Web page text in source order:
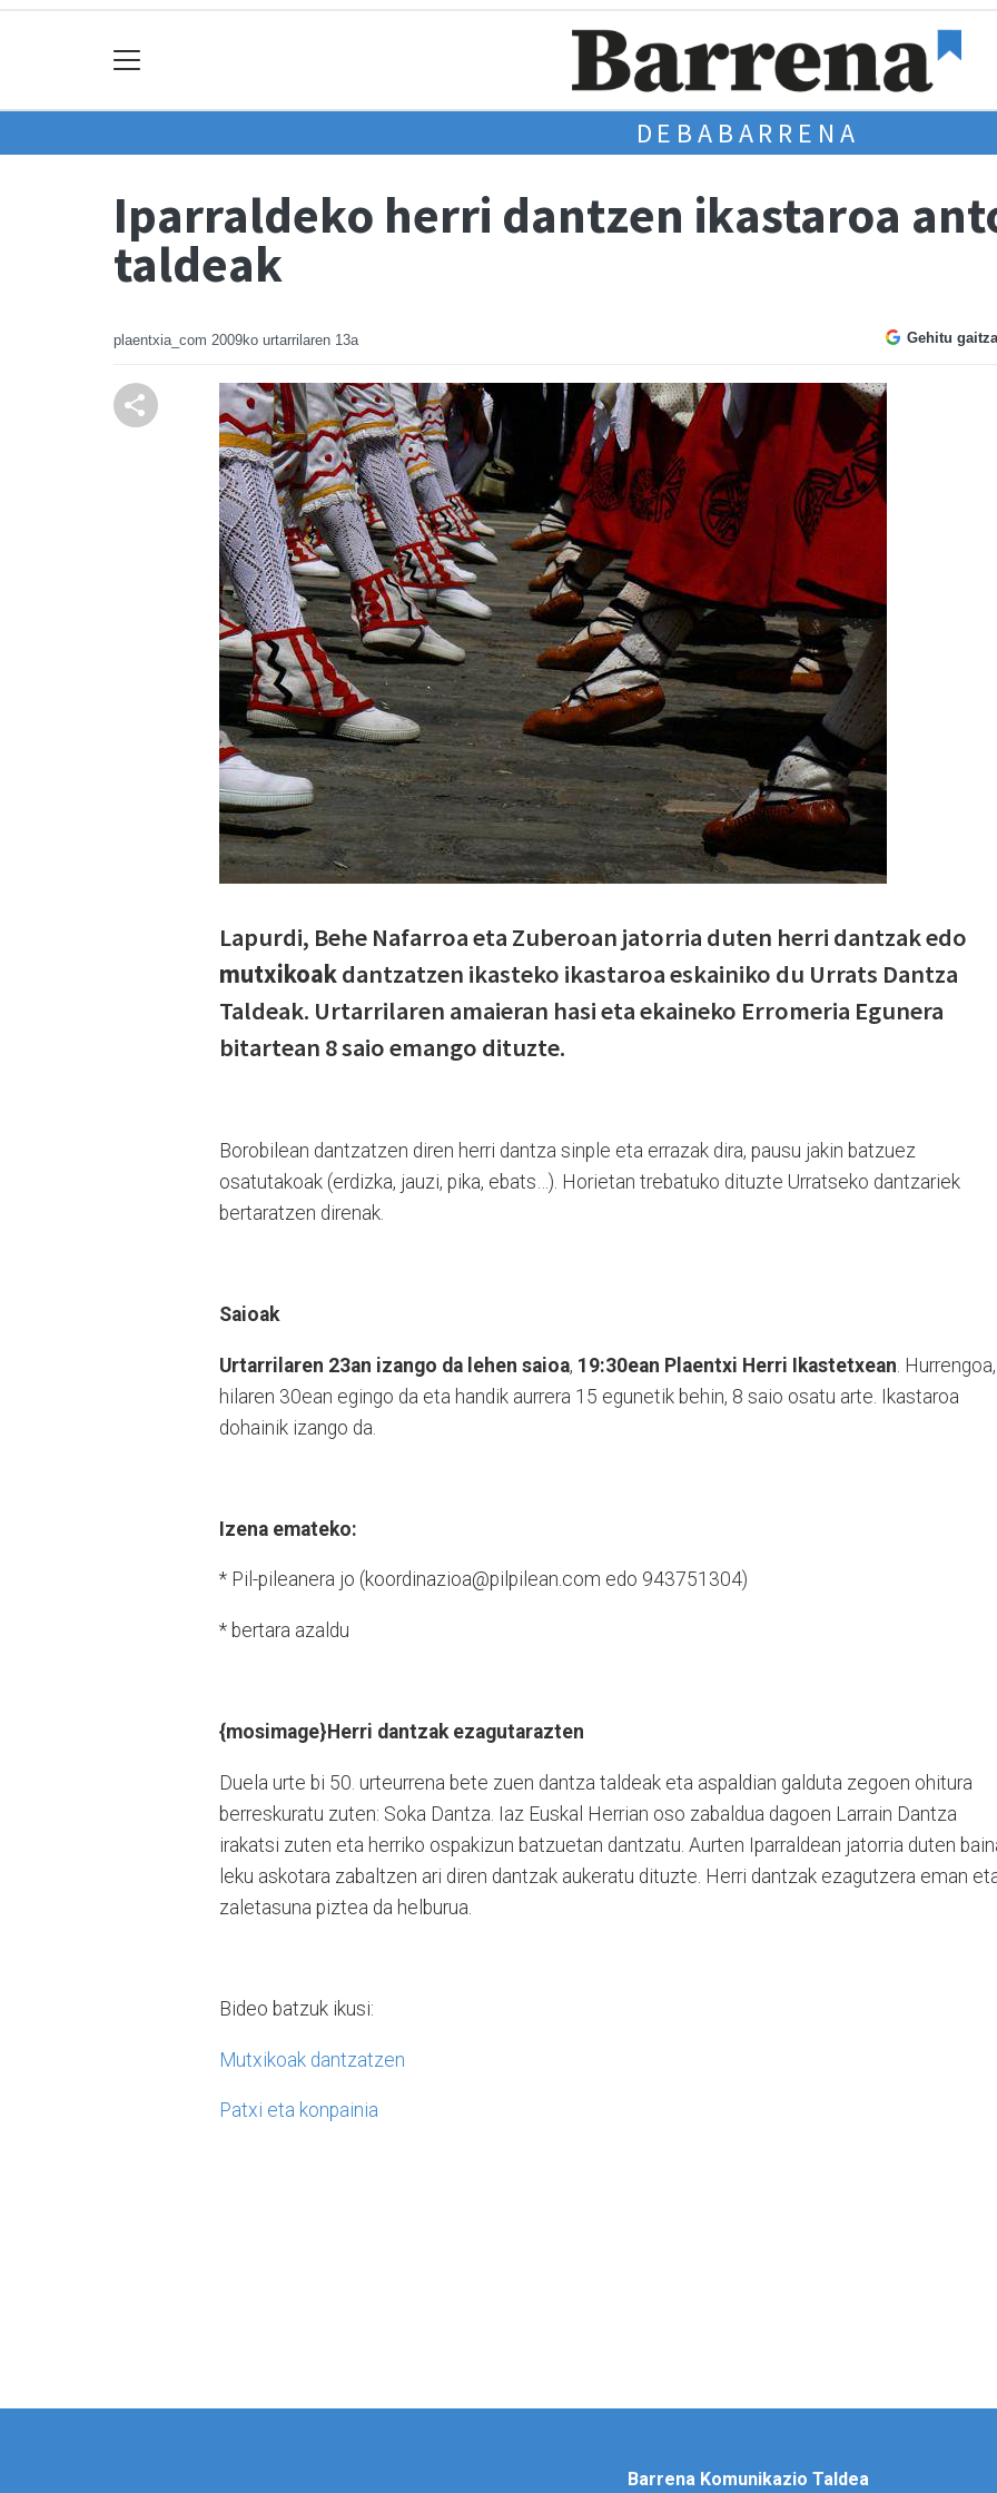
DEBABARRENA
Iparraldeko herri dantzen ikastaroa
taldeak
plaentxia_com 2009ko urtarrilaren 13a Gehitu
Lapurdi, Behe Nafarroa eta Zuberoan jatorria duten herri dantzak edo
mutxikoakdantzatzen ikasteko ikastaroa eskainiko du Urrats Dantza
Taldeak. Urtarrilaren amaieran hasi eta ekaineko Erromeria Egunera
bitartean 8 saio emango dituzte.
Borobilean dantzatzen diren herri dantza sinple eta errazak dira, pausu jakin batzuez
osatutakoak (erdizka, jauzi, pika, ebats…). Horietan trebatuko dituzte Urratseko dantzariek
bertaratzen direnak.
Saioak
Urtarrilaren 23an izango da lehen saioa, 19:30ean Plaentxi Herri Ikastetxean . Hurrengoa,
hilaren 30ean egingo da eta handik aurrera 15 egunetik behin, 8 saio osatu arte. Ikastaroa
dohainik izango da.
Izena emateko:
* Pil-pileanera jo (koordinazioa@pilpilean.com edo 943751304)
* bertara azaldu
{mosimage}Herri dantzak ezagutarazten
Duela urte bi 50. urteurrena bete zuen dantza taldeak eta aspaldian galduta zegoen ohitura
berreskuratu zuten: Soka Dantza. Iaz Euskal Herrian oso zabaldua dagoen Larrain Dantza
irakatsi zuten eta herriko ospakizun batzuetan dantzatu. Aurten Iparraldean jatorria duten
leku askotara zabaltzen ari diren dantzak aukeratu dituzte. Herri dantzak ezagutzera eman
zaletasuna piztea da helburua.
Bideo batzuk ikusi:
Mutxikoak dantzatzen
Patxi eta konpainia
Barrena Komunikazio Taldea